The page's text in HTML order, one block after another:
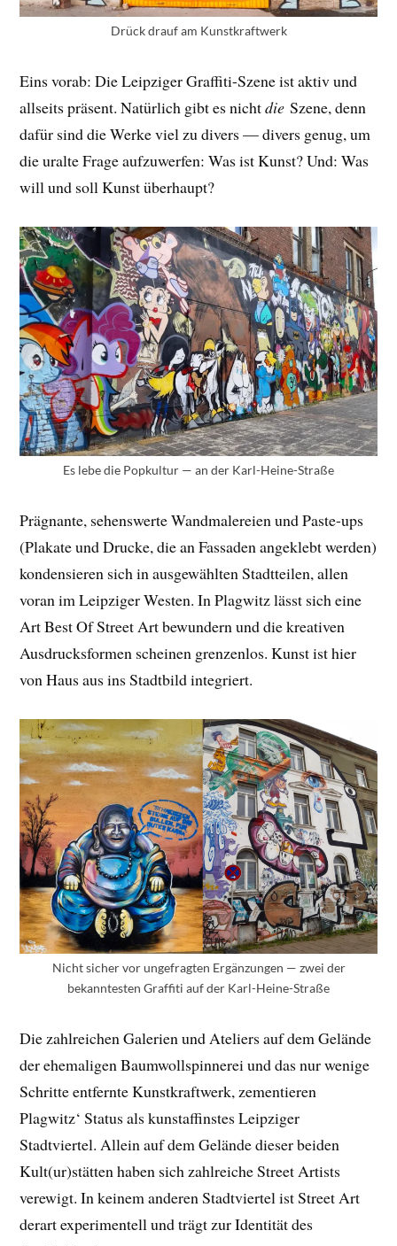
Drück drauf am Kunstkraftwerk
Eins vorab: Die Leipziger Graffiti-Szene ist aktiv und
allseits präsent. Natürlich gibt es nichtdie Szene, denn
dafür sind die Werke viel zu divers — divers genug, um
die uralte Frage aufzuwerfen: Was ist Kunst? Und: Was
will und soll Kunst überhaupt?
Es lebe die Popkultur — an der Karl-Heine-Straße
Prägnante, sehenswerte Wandmalereien und Paste-ups
(Plakate und Drucke, die an Fassaden angeklebt werden)
kondensieren sich in ausgewählten Stadtteilen, allen
voran im Leipziger Westen. In Plagwitz lässt sich eine
Art Best Of Street Art bewundern und die kreativen
Ausdrucksformen scheinen grenzenlos. Kunst ist hier
von Haus aus ins Stadtbild integriert.
Nicht sicher vor ungefragten Ergänzungen — zwei der
bekanntesten Graffiti auf der Karl-Heine-Straße
Die zahlreichen Galerien und Ateliers auf dem Gelände
der ehemaligen Baumwollspinnerei und das nur wenige
Schritte entfernte Kunstkraftwerk, zementieren
Plagwitz‘ Status als kunstaffinstes Leipziger
Stadtviertel. Allein auf dem Gelände dieser beiden
Kult(ur)stätten haben sich zahlreiche Street Artists
verewigt. In keinem anderen Stadtviertel ist Street Art
derart experimentell und trägt zur Identität des